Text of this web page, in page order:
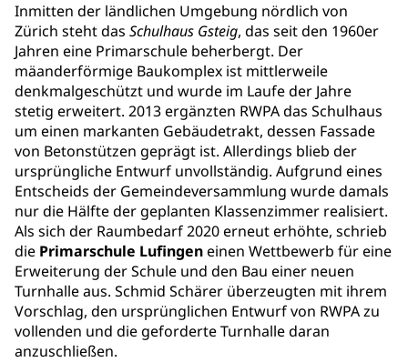
Inmitten der ländlichen Umgebung nördlich von
Zürich steht das Schulhaus Gsteig, das seit den 1960er
Jahren eine Primarschule beherbergt. Der
mäanderförmige Baukomplex ist mittlerweile
denkmalgeschützt und wurde im Laufe der Jahre
stetig erweitert. 2013 ergänzten RWPA das Schulhaus
um einen markanten Gebäudetrakt, dessen Fassade
von Betonstützen geprägt ist. Allerdings blieb der
ursprüngliche Entwurf unvollständig. Aufgrund eines
Entscheids der Gemeindeversammlung wurde damals
nur die Hälfte der geplanten Klassenzimmer realisiert.
Als sich der Raumbedarf 2020 erneut erhöhte, schrieb
die Primarschule Lufingeneinen Wettbewerb für eine
Erweiterung der Schule und den Bau einer neuen
Turnhalle aus. Schmid Schärer überzeugten mit ihrem
Vorschlag, den ursprünglichen Entwurf von RWPA zu
vollenden und die geforderte Turnhalle daran
anzuschließen.